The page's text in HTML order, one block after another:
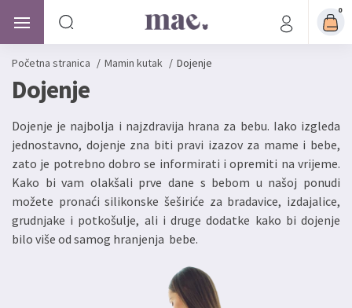
0
Početna stranica / Mamin kutak / Dojenje
Dojenje
Dojenje je najbolja i najzdravija hrana za bebu. Iako izgleda
jednostavno, dojenje zna biti pravi izazov za mame i bebe,
zato je potrebno dobro se informirati i opremiti na vrijeme.
Kako bi vam olakšali prve dane s bebom u našoj ponudi
možete pronaći silikonske šeširiće za bradavice, izdajalice,
grudnjake i potkošulje, ali i druge dodatke kako bi dojenje
bilo više od samog hranjenja bebe.